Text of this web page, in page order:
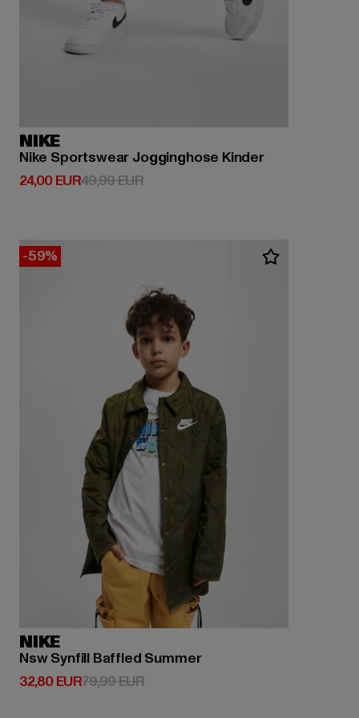
NIKE
Nike Sportswear Jogginghose Kinder
24,00 EUR
Derzeitiger Preis: 24,00 EUR
49,99 EURAktionspreis: 49,99 EUR
-59%
NIKE
Nsw Synfill Baffled Summer
32,80 EUR
Derzeitiger Preis: 32,80 EUR
79,99 EURAktionspreis: 79,99 EUR